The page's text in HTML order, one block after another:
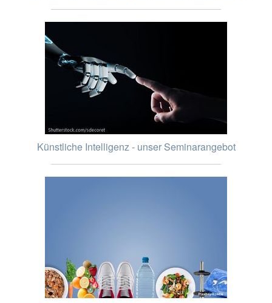
Künstliche Intelligenz - unser Seminarangebot